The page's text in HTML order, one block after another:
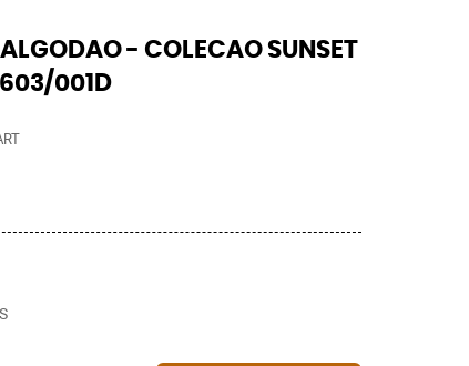
- COLECAO SUNSET
001D